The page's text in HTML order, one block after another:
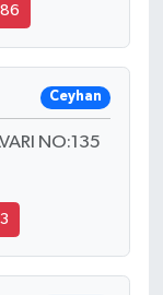
Ceyhan
NO:135